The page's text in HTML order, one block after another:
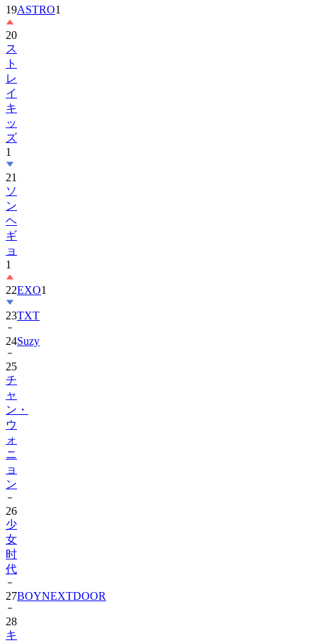
19ASTRO1
20
ス
ト
レ
イ
キ
ッ
ズ
1
21
ソ
ン
ヘ
ギ
ョ
1
22EXO1
23TXT
24Suzy
25
チ
ャ
ン・
ウ
ォ
ニ
ョ
ン
26
少
女
时
代
27BOYNEXTDOOR
28
キ